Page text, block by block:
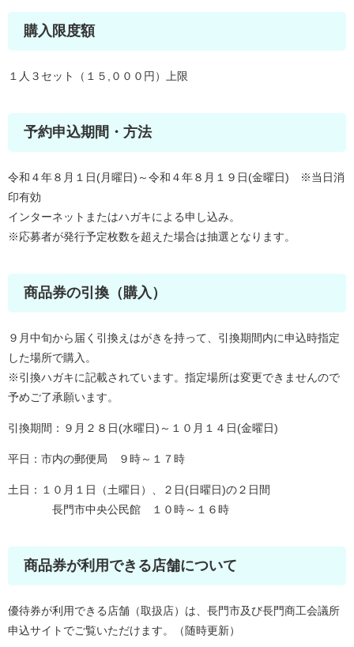
購入限度額
１人３セット（１５,０００円）上限
予約申込期間・方法
令和４年８月１日(月曜日)～令和４年８月１９日(金曜日) ※当日消
印有効
インターネットまたはハガキによる申し込み。
※応募者が発行予定枚数を超えた場合は抽選となります。
商品券の引換（購入）
９月中旬から届く引換えはがきを持って、引換期間内に申込時指定
した場所で購入。
※引換ハガキに記載されています。指定場所は変更できませんので
予めご了承願います。
引換期間：９月２８日(水曜日)～１０月１４日(金曜日)
平日：市内の郵便局 ９時～１７時
土日：１０月１日（土曜日）、２日(日曜日)の２日間
長門市中央公民館 １０時～１６時
商品券が利用できる店舗について
優待券が利用できる店舗（取扱店）は、長門市及び長門商工会議所
申込サイトでご覧いただけます。（随時更新）